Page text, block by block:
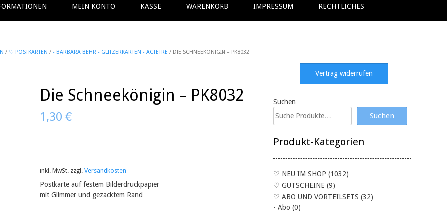
MEIN KONTO KASSE WARENKORB IMPRESSUM RECHTLICHES
/ ♡ POSTKARTEN / - BARBARA BEHR - GLITZERKARTEN - ACTETRE / DIE SCHNEEKÖNIGIN – PK8032
Die Schneekönigin – PK8032
1,30 €
inkl. MwSt. zzgl. Versandkosten
Postkarte auf festem Bilderdruckpapier
mit Glimmer und gezacktem Rand
Vertrag widerrufen
Suchen
Suchen
Produkt-Kategorien
♡ NEU IM SHOP (1032)
♡ GUTSCHEINE (9)
♡ ABO UND VORTEILSETS (32)
- Abo (0)